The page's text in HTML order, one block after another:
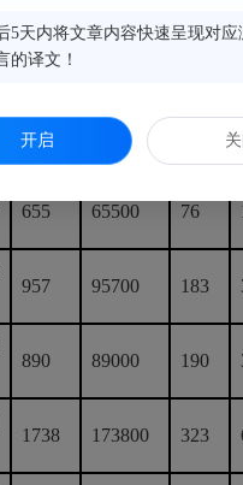
648
565 56500
655 65500 76
957 95700 183
890 89000 190
1738 173800 323
5天内将文章内容快速呈现对应
的译文！
开启